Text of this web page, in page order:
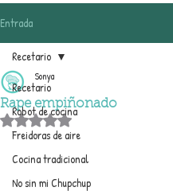
Entrada
Recetario
Robot de cocina
Freidoras de aire
Cocina tradicional
No sin mi Chupchup
Recetario
Rape empiñonado
Sonya
Obtuvo NaN de 5 estrellas.